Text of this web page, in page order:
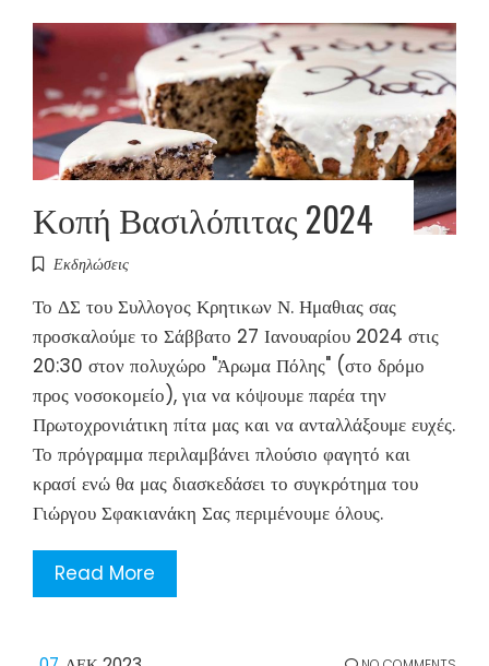
Κοπή Βασιλόπιτας 2024
Εκδηλώσεις
Το ΔΣ του Συλλογος Κρητικων Ν. Ημαθιας σας
προσκαλούμε το Σάββατο 27 Ιανουαρίου 2024 στις
20:30 στον πολυχώρο "Ἀρωμα Πόλης" (στο δρόμο
προς νοσοκομείο), για να κόψουμε παρέα την
Πρωτοχρονιάτικη πίτα μας και να ανταλλάξουμε ευχές.
Το πρόγραμμα περιλαμβάνει πλούσιο φαγητό και
κρασί ενώ θα μας διασκεδάσει το συγκρότημα του
Γιώργου Σφακιανάκη Σας περιμένουμε όλους.
Read More